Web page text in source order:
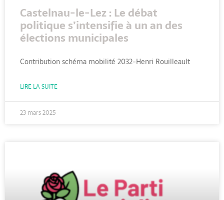
Castelnau-le-Lez : Le débat
politique s’intensifie à un an des
élections municipales
Contribution schéma mobilité 2032-Henri Rouilleault
LIRE LA SUITE
23 mars 2025